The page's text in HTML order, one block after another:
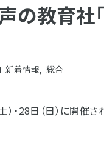
の教育社
新着情報, 総合
・28日（日）に開催